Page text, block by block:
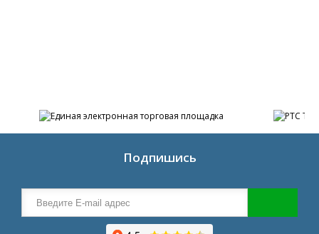
Подпишись